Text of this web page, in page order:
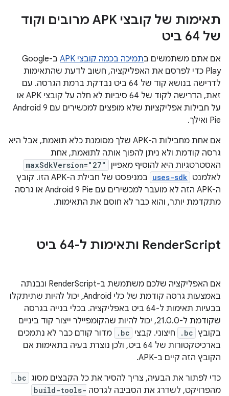
תאימות של קובצי APK מרובים וקוד
של 64 ביט
אם אתם משתמשים בתמיכה בכמה קובצי APK
ב-Google
Play כדי לפרסם את האפליקציה, חשוב לדעת שהתאימות
לדרישה בנושא קוד של 64 ביט נבדקת ברמת הגרסה. עם
זאת, הדרישה לקוד של 64 סיביות לא חלה על קובצי APK או
על חבילות אפליקציות שלא מופצים למכשירים עם Android 9
Pie ואילך.
אם אחת מחבילות ה-APK שלך מסומנת כלא תואמת, אבל היא
גרסה קודמת ולא ניתן להפוך אותה לתואמת, אחת
האסטרטגיות היא להוסיף מאפיין
maxSdkVersion="27"
לאלמנט uses-sdk
במניפסט של חבילת ה-APK הזו. קובץ
ה-APK הזה לא מועבר למכשירים עם Android 9 Pie או גרסה
מתקדמת יותר, והוא כבר לא חוסם את התאימות.
‫RenderScript ותאימות ל-64 ביט
אם האפליקציה שלכם משתמשת ב-RenderScript ונבנתה
באמצעות גרסה קודמת של כלי Android, יכול להיות שתיתקלו
בבעיות תאימות ל-64 ביט באפליקציה. בכלי בנייה בגרסה
שקודמת ל-21.0.0, יכול להיות שהקומפיילר ייצור קוד ביניים
בקובץ .bc חיצוני. קבצי .bc
מדור קודם כבר לא נתמכים
בארכיטקטורות של 64 ביט, ולכן נוצרת בעיה בתאימות אם
הקובץ הזה קיים ב-APK.
כדי לפתור את הבעיה, צריך להסיר את כל הקבצים מסוג .bc
מהפרויקט, לשדרג את הסביבה לגרסה build-tools-